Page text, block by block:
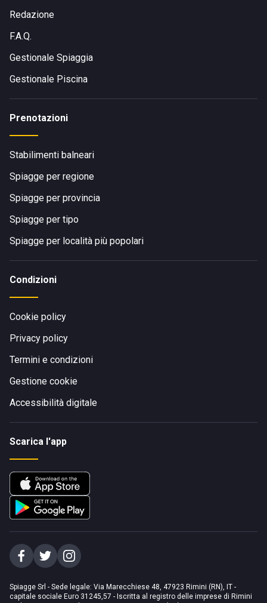
Redazione
F.A.Q.
Gestionale Spiaggia
Gestionale Piscina
Prenotazioni
Stabilimenti balneari
Spiagge per regione
Spiagge per provincia
Spiagge per tipo
Spiagge per località più popolari
Condizioni
Cookie policy
Privacy policy
Termini e condizioni
Gestione cookie
Accessibilità digitale
Scarica l'app
Spiagge Srl - Sede legale: Via Marecchiese 48, 47923 Rimini (RN), IT -
capitale sociale Euro 31245,57 - Iscritta al registro delle imprese di Rimini